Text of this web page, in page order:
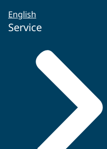
English
Service